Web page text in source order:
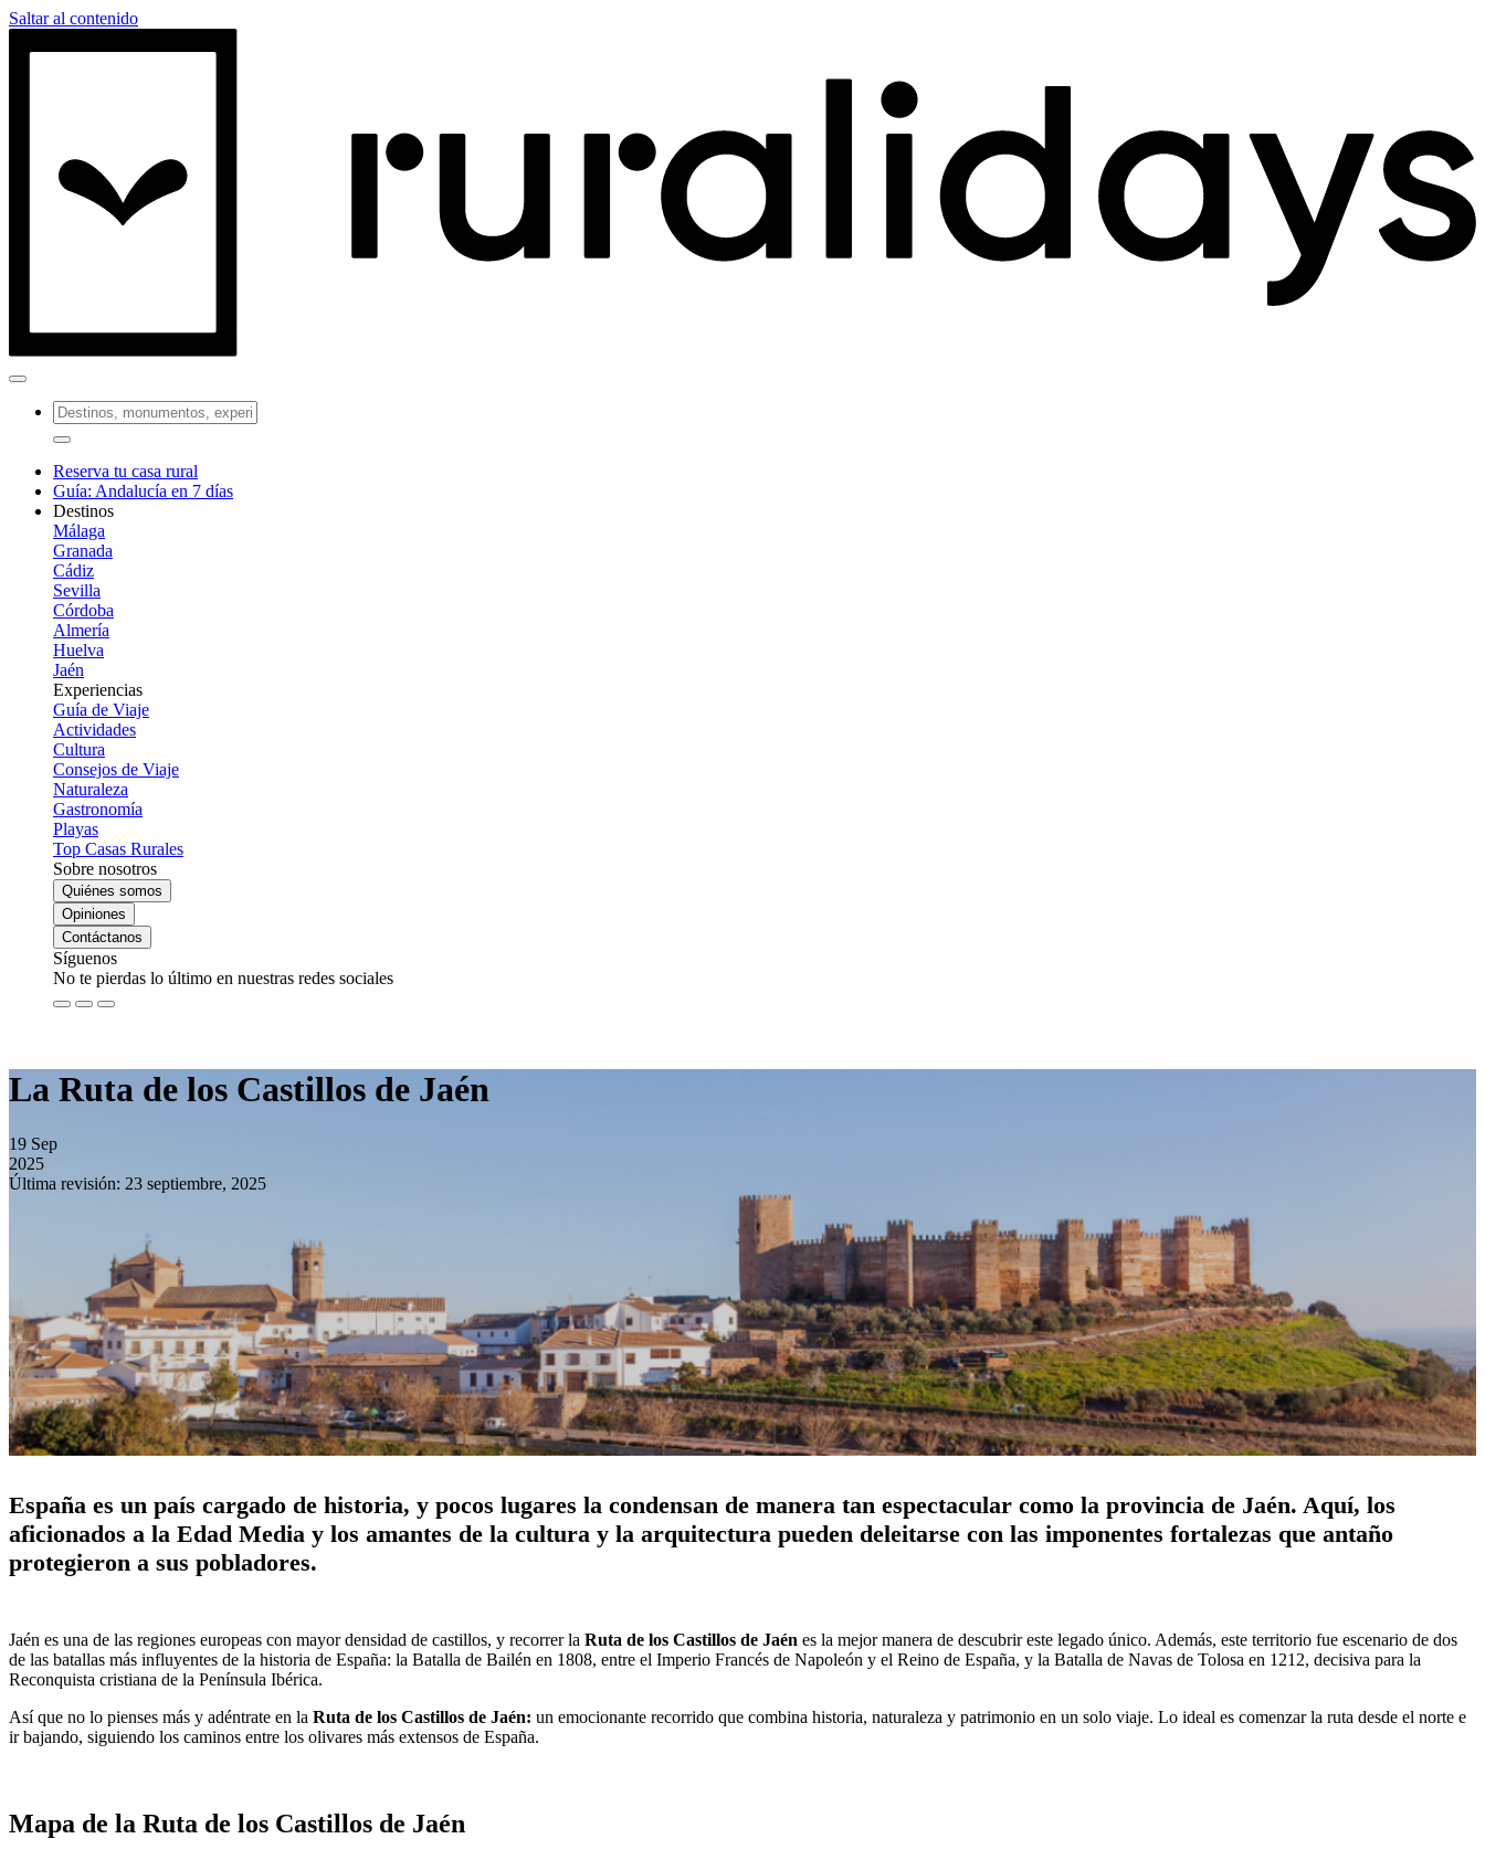
Saltar al contenido
Reserva tu casa rural
Guía: Andalucía en 7 días
Destinos
Málaga
Granada
Cádiz
Sevilla
Córdoba
Almería
Huelva
Jaén
Experiencias
Guía de Viaje
Actividades
Cultura
Consejos de Viaje
Naturaleza
Gastronomía
Playas
Top Casas Rurales
Sobre nosotros
Quiénes somos
Opiniones
Contáctanos
Síguenos
No te pierdas lo último en nuestras redes sociales
La Ruta de los Castillos de Jaén
19 Sep
2025
Última revisión: 23 septiembre, 2025
España es un país cargado de historia, y pocos lugares la condensan de manera tan espectacular como la provincia de Jaén. Aquí, los
aficionados a la Edad Media y los amantes de la cultura y la arquitectura pueden deleitarse con las imponentes fortalezas que antaño
protegieron a sus pobladores.
Jaén es una de las regiones europeas con mayor densidad de castillos, y recorrer la Ruta de los Castillos de Jaén es la mejor manera de descubrir este legado único. Además, este territorio fue escenario de dos
de las batallas más influyentes de la historia de España: la Batalla de Bailén en 1808, entre el Imperio Francés de Napoleón y el Reino de España, y la Batalla de Navas de Tolosa en 1212, decisiva para la
Reconquista cristiana de la Península Ibérica.
Así que no lo pienses más y adéntrate en la Ruta de los Castillos de Jaén: un emocionante recorrido que combina historia, naturaleza y patrimonio en un solo viaje. Lo ideal es comenzar la ruta desde el norte e
ir bajando, siguiendo los caminos entre los olivares más extensos de España.
Mapa de la Ruta de los Castillos de Jaén